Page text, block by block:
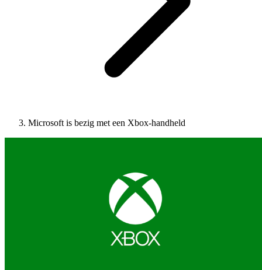
Microsoft is bezig met een Xbox-handheld